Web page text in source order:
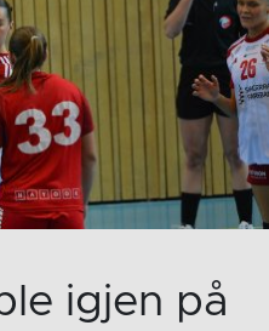
igjen på